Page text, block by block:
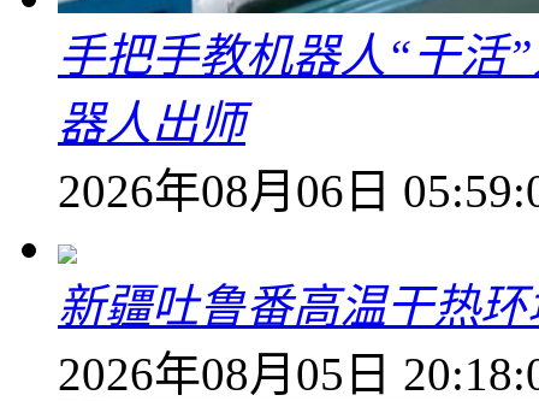
手把手教机器人“干活
器人出师
2026年08月06日
新疆吐鲁番高温干热
2026年08月05日